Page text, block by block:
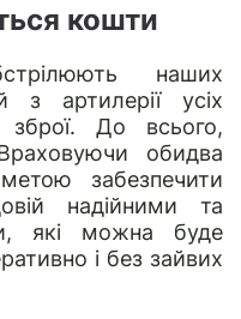
кошти
наших
з артилерії усіх
зброї. До всього,
обидва
забезпечити
надійними та
які можна буде
і без зайвих